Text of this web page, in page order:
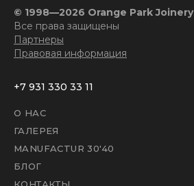
© 1998—2026 Orange Park Joinery
Все права защищены
Партнеры
Правовая информация
+7 931 330 33 11
О НАС
ГАЛЕРЕЯ
MANUFACTUR 30'40
БЛОГ